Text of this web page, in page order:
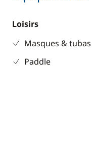
Loisirs
Masques & tubas
Paddle